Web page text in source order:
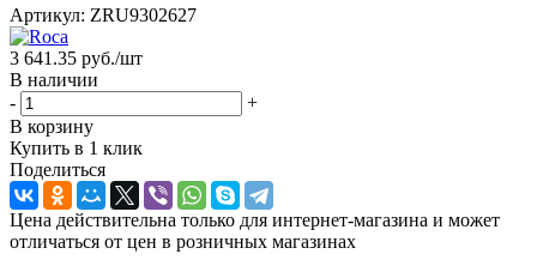
Артикул: ZRU9302627
3 641.35 руб./шт
В наличии
-
+
В корзину
Купить в 1 клик
Поделиться
Цена действительна только для интернет-магазина и может
отличаться от цен в розничных магазинах